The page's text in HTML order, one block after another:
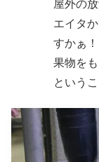
屋外の
エイタ
すかぁ！
果物を
という